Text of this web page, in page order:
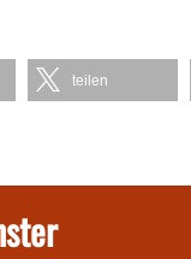
teilen